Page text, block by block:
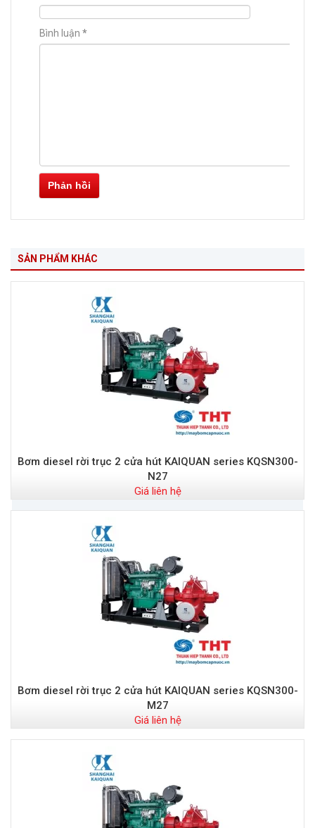
Bình luận *
Phản hồi
SẢN PHẨM KHÁC
Bơm diesel rời trục 2 cửa hút KAIQUAN series KQSN300-
N27
Giá liên hệ
Bơm diesel rời trục 2 cửa hút KAIQUAN series KQSN300-
M27
Giá liên hệ